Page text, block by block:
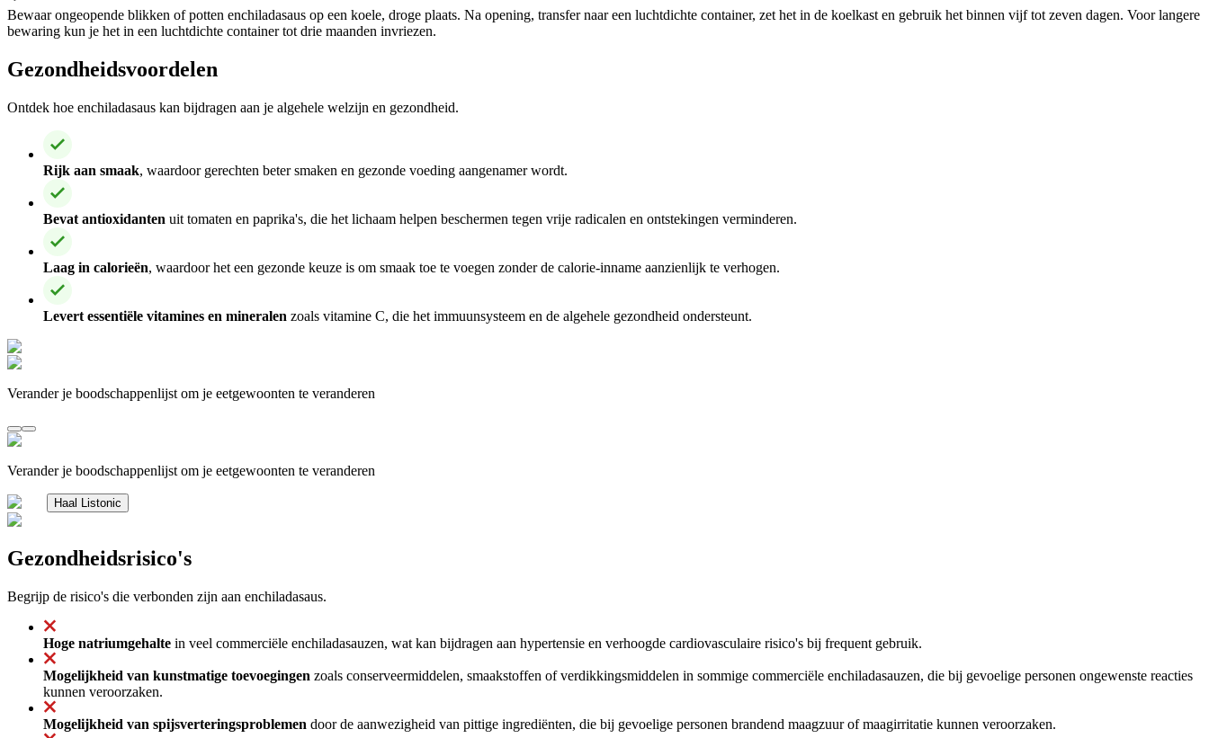
Bewaar ongeopende blikken of potten enchiladasaus op een koele, droge plaats. Na opening, transfer naar een luchtdichte container, zet het in de koelkast en gebruik het binnen vijf tot zeven dagen. Voor langere
bewaring kun je het in een luchtdichte container tot drie maanden invriezen.
Gezondheidsvoordelen
Ontdek hoe enchiladasaus kan bijdragen aan je algehele welzijn en gezondheid.
Rijk aan smaak, waardoor gerechten beter smaken en gezonde voeding aangenamer wordt.
Bevat antioxidanten uit tomaten en paprika's, die het lichaam helpen beschermen tegen vrije radicalen en ontstekingen verminderen.
Laag in calorieën, waardoor het een gezonde keuze is om smaak toe te voegen zonder de calorie-inname aanzienlijk te verhogen.
Levert essentiële vitamines en mineralen zoals vitamine C, die het immuunsysteem en de algehele gezondheid ondersteunt.
Verander je boodschappenlijst om je eetgewoonten te veranderen
Verander je boodschappenlijst om je eetgewoonten te veranderen
Haal Listonic
Gezondheidsrisico's
Begrijp de risico's die verbonden zijn aan enchiladasaus.
Hoge natriumgehalte in veel commerciële enchiladasauzen, wat kan bijdragen aan hypertensie en verhoogde cardiovasculaire risico's bij frequent gebruik.
Mogelijkheid van kunstmatige toevoegingen zoals conserveermiddelen, smaakstoffen of verdikkingsmiddelen in sommige commerciële enchiladasauzen, die bij gevoelige personen ongewenste reacties
kunnen veroorzaken.
Mogelijkheid van spijsverteringsproblemen door de aanwezigheid van pittige ingrediënten, die bij gevoelige personen brandend maagzuur of maagirritatie kunnen veroorzaken.